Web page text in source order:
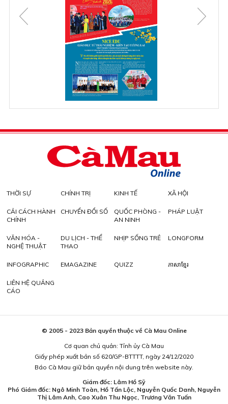
THỜI SỰ CHÍNH TRỊ KINH TẾ XÃ HỘI
CẢI CÁCH HÀNH
CHÍNH
CHUYỂN ĐỔI SỐ
QUỐC PHÒNG -
AN NINH
PHÁP LUẬT
VĂN HÓA -
NGHỆ THUẬT
DU LỊCH - THỂ
THAO
NHỊP SỐNG TRẺ LONGFORM
INFOGRAPHIC EMAGAZINE QUIZZ ភាសាខ្មែរ
LIÊN HỆ QUẢNG
CÁO
© 2005 - 2023 Bản quyền thuộc về Cà Mau Online
Cơ quan chủ quản: Tỉnh ủy Cà Mau
Giấy phép xuất bản số 620/GP-BTTTT, ngày 24/12/2020
Báo Cà Mau giữ bản quyền nội dung trên website này.
Giám đốc: Lâm Hồ Sỹ
Phó Giám đốc: Ngô Minh Toàn, Hồ Tấn Lộc, Nguyễn Quốc Danh, Nguyễn
Thị Lâm Anh, Cao Xuân Thu Ngọc, Trương Văn Tuấn